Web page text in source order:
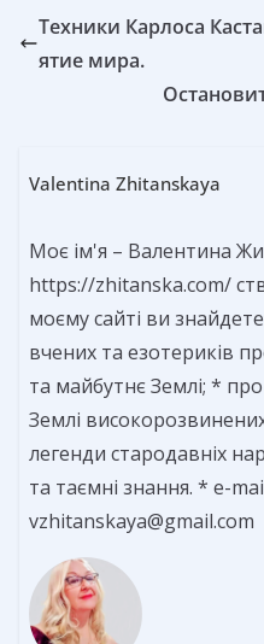
Техники Карлоса
ятие мира.
Valentina Zhitanskaya
Моє ім'я – Валентина
https://zhitanska.com/
моєму сайті ви
вчених та езотериків
та майбутнє Землі; *
Землі
легенди стародавніх
та таємні знання. * e-
vzhitanskaya@gmail.com